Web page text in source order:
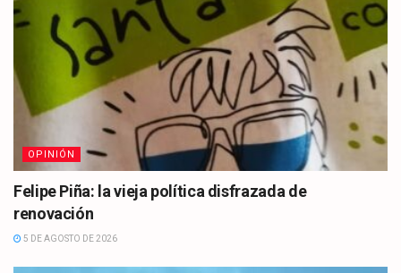
OPINIÓN
Felipe Piña: la vieja política disfrazada de
renovación
5 DE AGOSTO DE 2026